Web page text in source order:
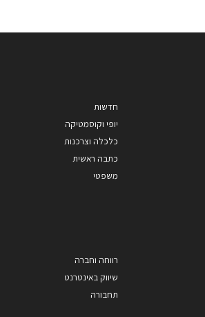
חדשות
יופי וקוסמטיקה
כלכלה וצרכנות
כתבה ראשית
משפטי
רווחה וחברה
שיווק באינטרנט
תחבורה